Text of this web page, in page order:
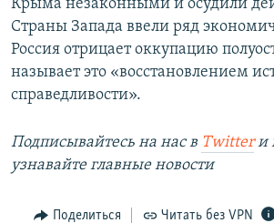
Крыма незаконными и осудили
Страны Запада ввели ряд
Россия отрицает оккупацию
называет это «восстановлением
справедливости».
Подписывайтесь на наc в Twitterи
узнавайте главные новости
Поделиться Читать без VPN